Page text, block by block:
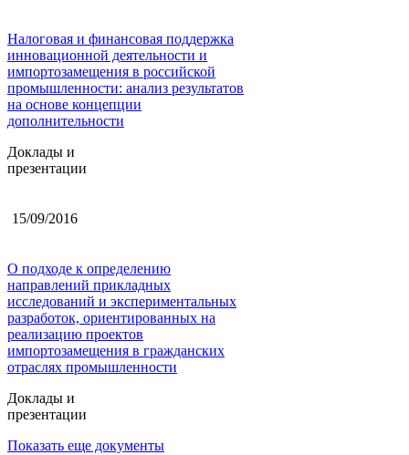
Налоговая и финансовая поддержка
инновационной деятельности и
импортозамещения в российской
промышленности: анализ результатов
на основе концепции
дополнительности
Доклады и
презентации
15/09/2016
О подходе к определению
направлений прикладных
исследований и экспериментальных
разработок, ориентированных на
реализацию проектов
импортозамещения в гражданских
отраслях промышленности
Доклады и
презентации
Показать еще документы